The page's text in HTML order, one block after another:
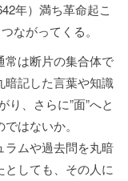
年）満ち革命起こ
ながってくる。
常は断片の集合体で
暗記した言葉や知識
り、さらに”面”へと
はないか。
ラムや過去問を丸暗
しても、その人に